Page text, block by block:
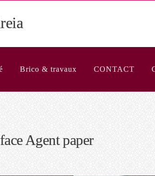
Brico & travaux CONTACT
Agent paper